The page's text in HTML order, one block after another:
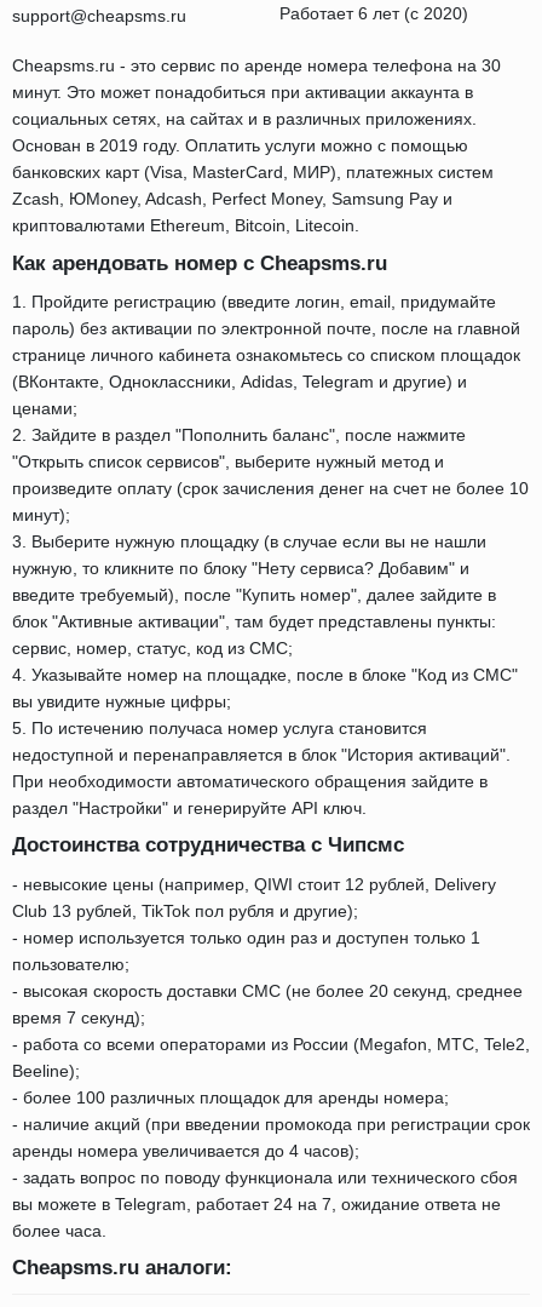
support@cheapsms.ru Работает 6 лет (с 2020)
Сheapsms.ru - это сервис по аренде номера телефона на 30
минут. Это может понадобиться при активации аккаунта в
социальных сетях, на сайтах и в различных приложениях.
Основан в 2019 году. Оплатить услуги можно с помощью
банковских карт (Visa, MasterCard, МИР), платежных систем
Zcash, ЮMoney, Adcash, Perfect Money, Samsung Pay и
криптовалютами Ethereum, Bitcoin, Litecoin.
Как арендовать номер с Сheapsms.ru
1. Пройдите регистрацию (введите логин, email, придумайте
пароль) без активации по электронной почте, после на главной
странице личного кабинета ознакомьтесь со списком площадок
(ВКонтакте, Одноклассники, Adidas, Telegram и другие) и
ценами;
2. Зайдите в раздел "Пополнить баланс", после нажмите
"Открыть список сервисов", выберите нужный метод и
произведите оплату (срок зачисления денег на счет не более 10
минут);
3. Выберите нужную площадку (в случае если вы не нашли
нужную, то кликните по блоку "Нету сервиса? Добавим" и
введите требуемый), после "Купить номер", далее зайдите в
блок "Активные активации", там будет представлены пункты:
сервис, номер, статус, код из СМС;
4. Указывайте номер на площадке, после в блоке "Код из СМС"
вы увидите нужные цифры;
5. По истечению получаса номер услуга становится
недоступной и перенаправляется в блок "История активаций".
При необходимости автоматического обращения зайдите в
раздел "Настройки" и генерируйте API ключ.
Достоинства сотрудничества с Чипсмс
- невысокие цены (например, QIWI стоит 12 рублей, Delivery
Club 13 рублей, TikTok пол рубля и другие);
- номер используется только один раз и доступен только 1
пользователю;
- высокая скорость доставки СМС (не более 20 секунд, среднее
время 7 секунд);
- работа со всеми операторами из России (Megafon, МТС, Tele2,
Beeline);
- более 100 различных площадок для аренды номера;
- наличие акций (при введении промокода при регистрации срок
аренды номера увеличивается до 4 часов);
- задать вопрос по поводу функционала или технического сбоя
вы можете в Telegram, работает 24 на 7, ожидание ответа не
более часа.
Cheapsms.ru аналоги: